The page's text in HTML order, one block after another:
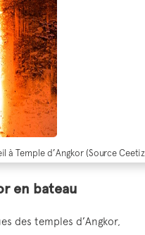
à Temple d’Angkor (Source
en bateau
des temples d’Angkor,